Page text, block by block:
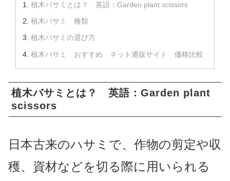
植木バサミとは？ 英語：Garden plant scissors
植木バサミ 種類
植木バサミの選び方
植木バサミ おすすめ ネット通販サイト 価格比較
植木バサミとは？ 英語：Garden plant
scissors
日本古来のハサミで、作物の剪定や収
穫、資材などを切る際に用いられる